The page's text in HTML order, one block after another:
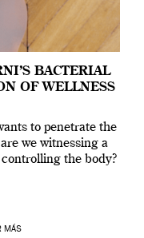
BACTERIAL
OF WELLNESS
to penetrate the
we witnessing a
the body?
MÁS